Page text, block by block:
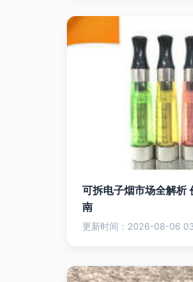
可拆电子烟市场全解析
南
更新时间：2026-08-06